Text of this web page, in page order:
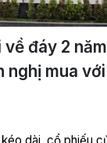
về đáy 2
nghị mua